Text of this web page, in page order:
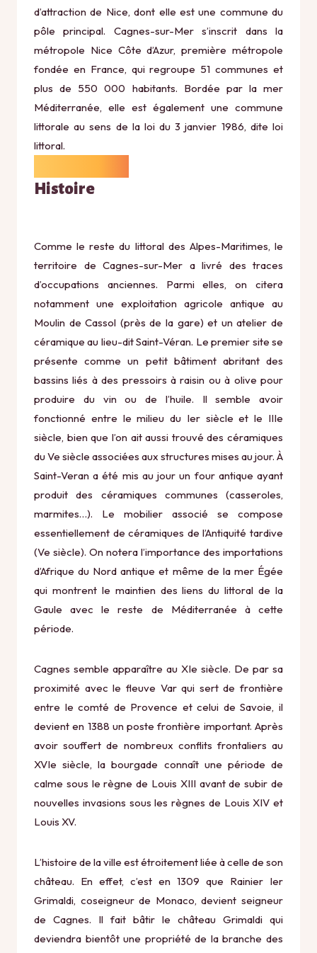
d’attraction de Nice, dont elle est une commune du
pôle principal. Cagnes-sur-Mer s’inscrit dans la
métropole Nice Côte d’Azur, première métropole
fondée en France, qui regroupe 51 communes et
plus de 550 000 habitants. Bordée par la mer
Méditerranée, elle est également une commune
littorale au sens de la loi du 3 janvier 1986, dite loi
littoral.
Histoire
Comme le reste du littoral des Alpes-Maritimes, le
territoire de Cagnes-sur-Mer a livré des traces
d’occupations anciennes. Parmi elles, on citera
notamment une exploitation agricole antique au
Moulin de Cassol (près de la gare) et un atelier de
céramique au lieu-dit Saint-Véran. Le premier site se
présente comme un petit bâtiment abritant des
bassins liés à des pressoirs à raisin ou à olive pour
produire du vin ou de l’huile. Il semble avoir
fonctionné entre le milieu du Ier siècle et le IIIe
siècle, bien que l’on ait aussi trouvé des céramiques
du Ve siècle associées aux structures mises au jour. À
Saint-Veran a été mis au jour un four antique ayant
produit des céramiques communes (casseroles,
marmites…). Le mobilier associé se compose
essentiellement de céramiques de l’Antiquité tardive
(Ve siècle). On notera l’importance des importations
d’Afrique du Nord antique et même de la mer Égée
qui montrent le maintien des liens du littoral de la
Gaule avec le reste de Méditerranée à cette
période.
Cagnes semble apparaître au XIe siècle. De par sa
proximité avec le fleuve Var qui sert de frontière
entre le comté de Provence et celui de Savoie, il
devient en 1388 un poste frontière important. Après
avoir souffert de nombreux conflits frontaliers au
XVIe siècle, la bourgade connaît une période de
calme sous le règne de Louis XIII avant de subir de
nouvelles invasions sous les règnes de Louis XIV et
Louis XV.
L’histoire de la ville est étroitement liée à celle de son
château. En effet, c’est en 1309 que Rainier Ier
Grimaldi, coseigneur de Monaco, devient seigneur
de Cagnes. Il fait bâtir le château Grimaldi qui
deviendra bientôt une propriété de la branche des